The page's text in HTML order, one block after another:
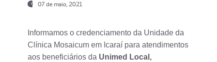
07 de maio, 2021
Informamos o credenciamento da Unidade da
Clínica Mosaicum em Icaraí para atendimentos
aos beneficiários da Unimed Local,